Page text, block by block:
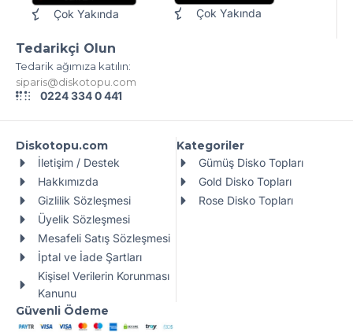
Çok Yakında Çok Yakında
Tedarikçi Olun
Tedarik ağımıza katılın:
siparis@diskotopu.com
0224 334 0 441
Diskotopu.com
İletişim / Destek
Hakkımızda
Gizlilik Sözleşmesi
Üyelik Sözleşmesi
Mesafeli Satış Sözleşmesi
İptal ve İade Şartları
Kişisel Verilerin Korunması
Kanunu
Kategoriler
Gümüş Disko Topları
Gold Disko Topları
Rose Disko Topları
Güvenli Ödeme